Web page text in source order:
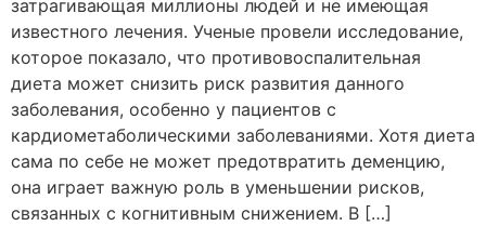
затрагивающая миллионы людей и не имеющая
известного лечения. Ученые провели исследование,
которое показало, что противовоспалительная
диета может снизить риск развития данного
заболевания, особенно у пациентов с
кардиометаболическими заболеваниями. Хотя диета
сама по себе не может предотвратить деменцию,
она играет важную роль в уменьшении рисков,
связанных с когнитивным снижением. В […]